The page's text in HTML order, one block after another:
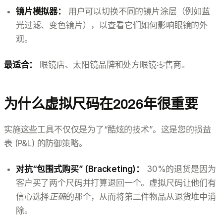
镜片模拟器：
用户可以切换不同的镜片涂层（例如蓝
光过滤、变色镜片），以查看它们如何影响眼镜的外
观。
最适合： 眼镜店、太阳镜品牌和处方眼镜零售商。
为什么虚拟尺码在2026年很重要
实施这些工具不仅仅是为了“酷炫的技术”。这是您的损益
表 (P&L) 的防御策略。
对抗“包围式购买” (Bracketing)：
30%的退货是因为
客户买了两个尺码并打算退回一个。虚拟尺码让他们有
信心选择正确的那个，从而将第二件物品从退货堆中消
除。